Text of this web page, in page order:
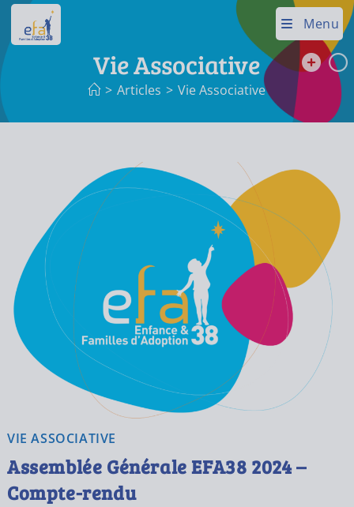
Menu
Vie Associative
> Articles > Vie Associative
VIE ASSOCIATIVE
Assemblée Générale EFA38 2024 –
Compte-rendu